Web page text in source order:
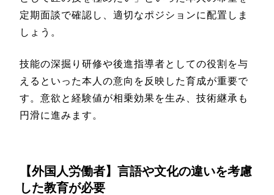
定期面談で確認し、適切なポジションに配置しま
しょう。
技能の深掘り研修や後進指導者としての役割を与
えるといった本人の意向を反映した育成が重要で
す。意欲と経験値が相乗効果を生み、技術継承も
円滑に進みます。
【外国人労働者】言語や文化の違いを考慮
した教育が必要